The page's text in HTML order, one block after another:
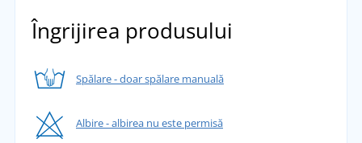
Îngrijirea produsului
Spălare - doar spălare manuală
Albire - albirea nu este permisă